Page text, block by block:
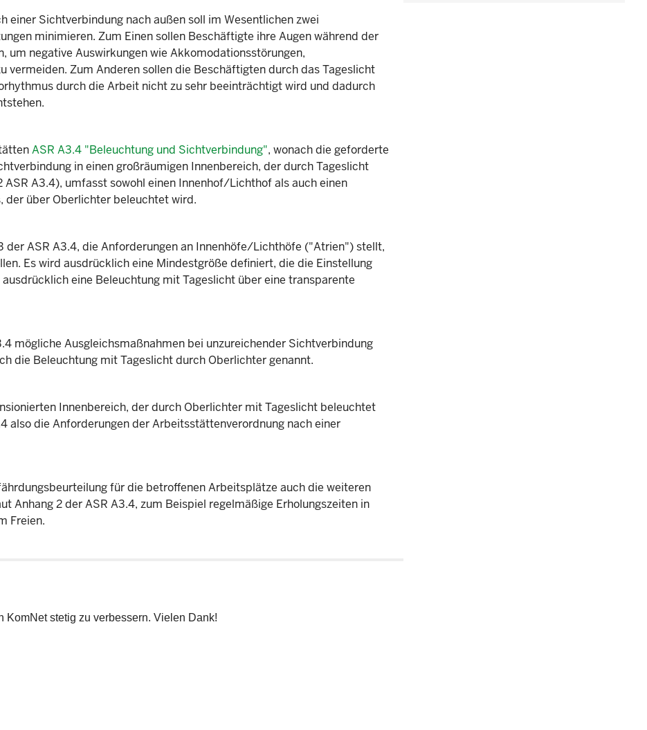
einer Sichtverbindung nach außen soll im Wesentlichen zwei
minimieren. Zum Einen sollen Beschäftigte ihre Augen während der
negative Auswirkungen wie Akkomodationsstörungen,
vermeiden. Zum Anderen sollen die Beschäftigten durch das Tageslicht
durch die Arbeit nicht zu sehr beeinträchtigt wird und dadurch
ASR A3.4 "Beleuchtung und Sichtverbindung", wonach die geforderte
in einen großräumigen Innenbereich, der durch Tageslicht
A3.4), umfasst sowohl einen Innenhof/Lichthof als auch einen
der über Oberlichter beleuchtet wird.
der ASR A3.4, die Anforderungen an Innenhöfe/Lichthöfe ("Atrien") stellt,
Es wird ausdrücklich eine Mindestgröße definiert, die die Einstellung
eine Beleuchtung mit Tageslicht über eine transparente
mögliche Ausgleichsmaßnahmen bei unzureichender Sichtverbindung
die Beleuchtung mit Tageslicht durch Oberlichter genannt.
Innenbereich, der durch Oberlichter mit Tageslicht beleuchtet
also die Anforderungen der Arbeitsstättenverordnung nach einer
für die betroffenen Arbeitsplätze auch die weiteren
Anhang 2 der ASR A3.4, zum Beispiel regelmäßige Erholungszeiten in
Freien.